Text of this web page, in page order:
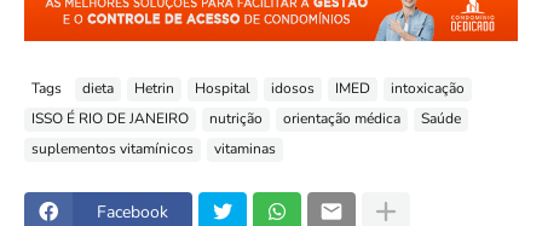
Tags dieta Hetrin Hospital idosos IMED
intoxicação
ISSO É RIO DE JANEIRO
nutrição orientação médica
Saúde
suplementos vitamínicos
vitaminas
Facebook